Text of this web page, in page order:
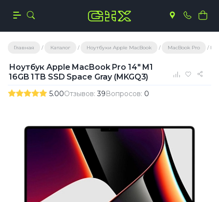
Главная Каталог Ноутбуки Apple MacBook MacBook Pro
Ноутбук Apple MacBook Pro 14" M1
16GB 1TB SSD Space Gray (MKGQ3)
5.00Отзывов:39Вопросов: 0